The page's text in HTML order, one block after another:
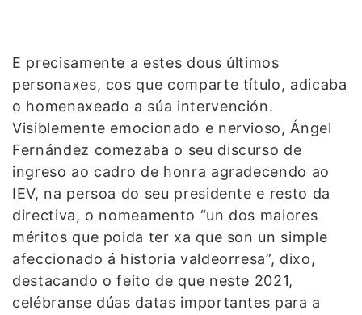
E precisamente a estes dous últimos
personaxes, cos que comparte título, adicaba
o homenaxeado a súa intervención.
Visiblemente emocionado e nervioso, Ángel
Fernández comezaba o seu discurso de
ingreso ao cadro de honra agradecendo ao
IEV, na persoa do seu presidente e resto da
directiva, o nomeamento “un dos maiores
méritos que poida ter xa que son un simple
afeccionado á historia valdeorresa”, dixo,
destacando o feito de que neste 2021,
celébranse dúas datas importantes para a